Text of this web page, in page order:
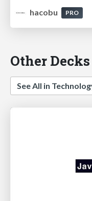
hacobu
PRO
Other
See All in